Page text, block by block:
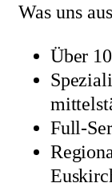
Was uns
Über
Full-